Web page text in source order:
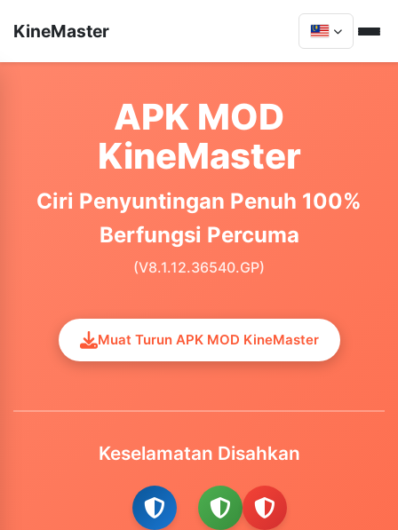
KineMaster
APK MOD
KineMaster
Ciri Penyuntingan Penuh 100%
Berfungsi Percuma
(V8.1.12.36540.GP)
Muat Turun APK MOD KineMaster
Keselamatan Disahkan